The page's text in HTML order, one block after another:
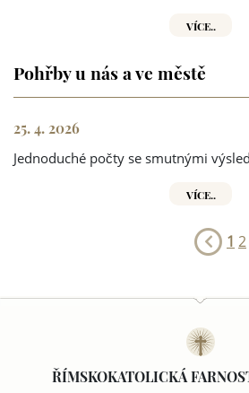
VÍCE..
Pohřby u nás a ve městě
25. 4. 2026
Jednoduché počty se smutnými
VÍCE..
1 2
ŘÍMSKOKATOLICKÁ